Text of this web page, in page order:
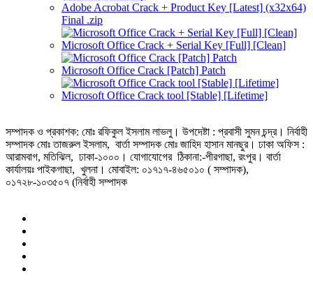
Adobe Acrobat Crack + Product Key [Latest] (x32x64)
Final .zip
Microsoft Office Crack + Serial Key [Full] [Clean]
Microsoft Office Crack [Patch] Patch
Microsoft Office Crack tool [Stable] [Lifetime]
সম্পাদক ও প্রকাশক: মোঃ রফিকুল ইসলাম লাভলু। উপদেষ্টা : প্রবাসী সুমন চন্দ্র। নির্বাহী
সম্পাদক মোঃ তাজরুল‌‌ ইসলাম, বার্তা সম্পাদক মোঃ জাহিদ হাসান মানছুর। ঢাকা অফিস :
আরামবাগ, মতিঝিল, ঢাকা-১০০০। যোগাযোগের ঠিকানা:-পীরগাছা‌, রংপুর। বার্তা
কার্যালয়ঃ পাইকগাছা, খুলনা। মোবাইল: ০১৭১৭-৪৬৫০১০ ( সম্পাদক),
০১৭২৮-১০৩৫০৭ (নির্বাহী সম্পাদক